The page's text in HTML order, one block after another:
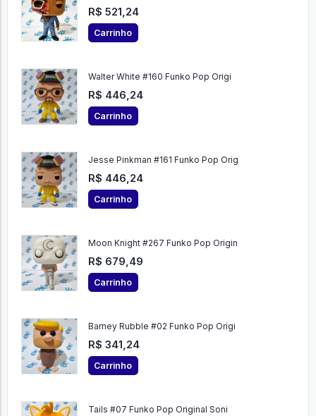
R$ 521,24
Carrinho
Walter White #160 Funko Pop Origi
R$ 446,24
Carrinho
Jesse Pinkman #161 Funko Pop Orig
R$ 446,24
Carrinho
Moon Knight #267 Funko Pop Origin
R$ 679,49
Carrinho
Barney Rubble #02 Funko Pop Origi
R$ 341,24
Carrinho
Tails #07 Funko Pop Original Soni